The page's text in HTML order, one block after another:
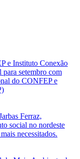
e Instituto Conexão
para setembro com
do CONFEP e
Ferraz,
social no nordeste
necessitados.